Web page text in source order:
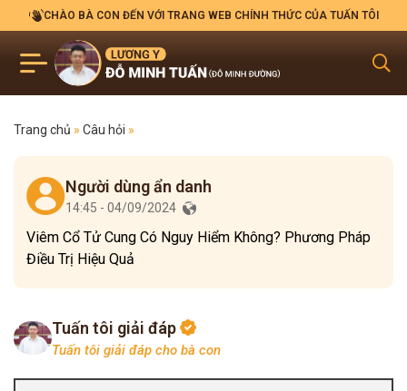
CHÀO BÀ CON ĐẾN VỚI TRANG WEB CHÍNH THỨC CỦA TUẤN TÔI
Trang chủ » Câu hỏi »
Người dùng ẩn danh
14:45 - 04/09/2024
Viêm Cổ Tử Cung Có Nguy Hiểm Không? Phương Pháp
Điều Trị Hiệu Quả
Tuấn tôi giải đáp
Tuấn tôi giải đáp cho bà con